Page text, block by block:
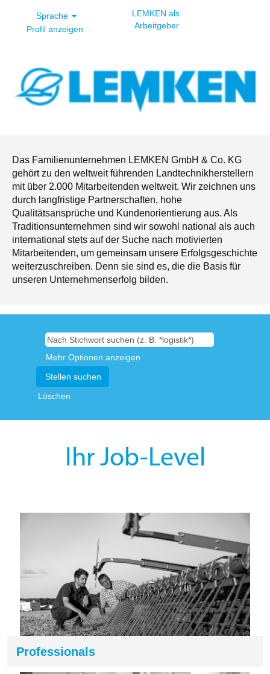
Sprache
Profil anzeigen
LEMKEN als
Arbeitgeber
Das Familienunternehmen LEMKEN GmbH & Co. KG
gehört zu den weltweit führenden Landtechnikherstellern
mit über 2.000 Mitarbeitenden weltweit. Wir zeichnen uns
durch langfristige Partnerschaften, hohe
Qualitätsansprüche und Kundenorientierung aus. Als
Traditionsunternehmen sind wir sowohl national als auch
international stets auf der Suche nach motivierten
Mitarbeitenden, um gemeinsam unsere Erfolgsgeschichte
weiterzuschreiben. Denn sie sind es, die die Basis für
unseren Unternehmenserfolg bilden.
Mehr Optionen anzeigen
Löschen
Ihr Job-Level
Professionals